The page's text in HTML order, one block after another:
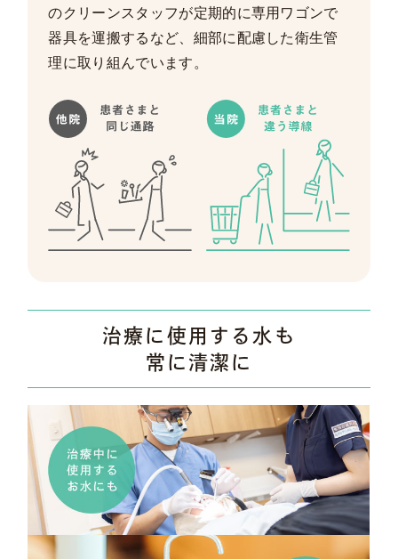
のクリーンスタッフが定期的に専用ワゴンで
器具を運搬するなど、細部に配慮した衛生管
理に取り組んでいます。
治療に使用する水も
常に清潔に